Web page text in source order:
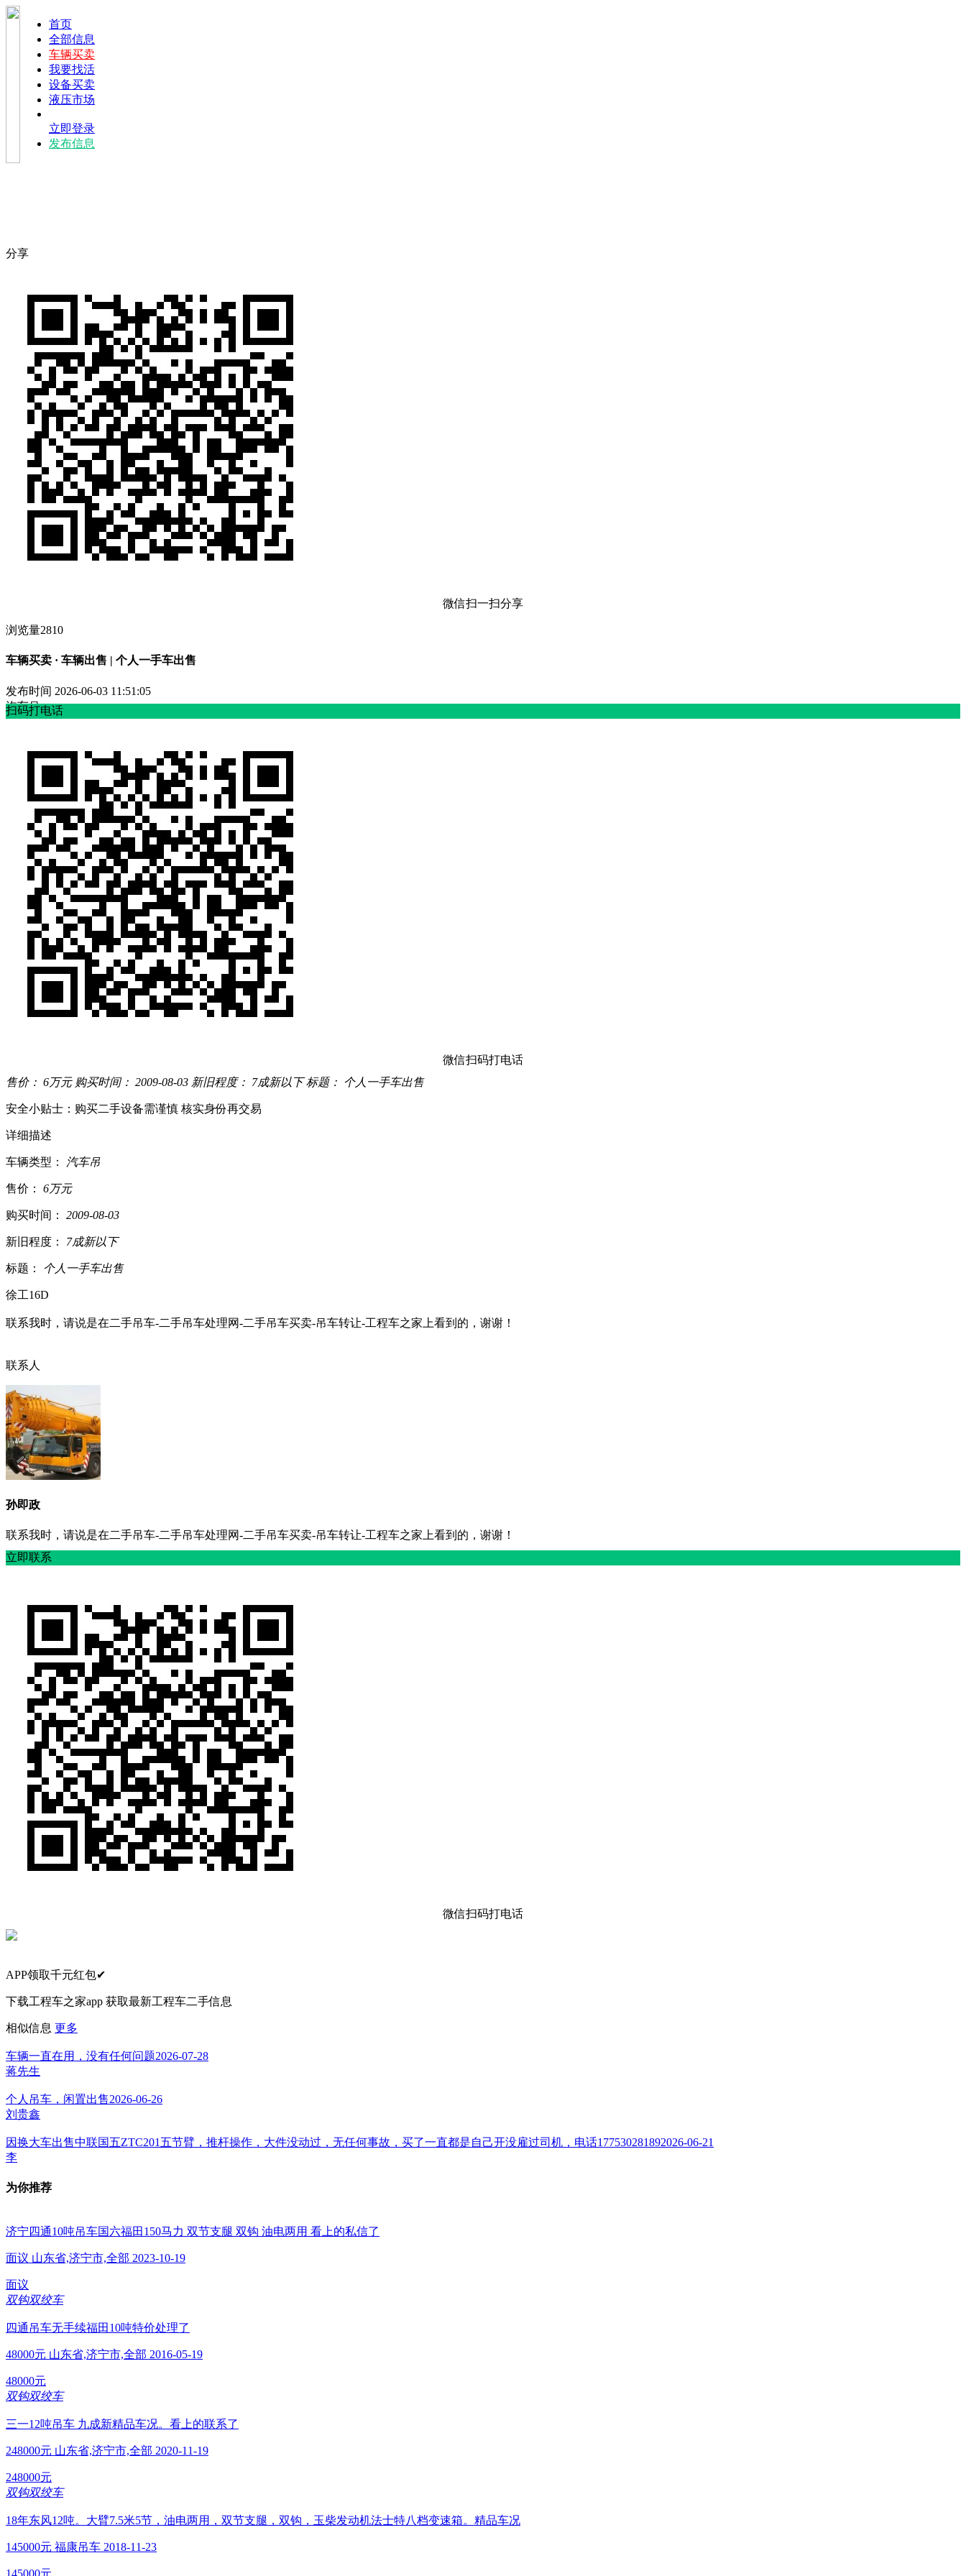
首页
全部信息
车辆买卖
我要找活
设备买卖
液压市场
立即登录
发布信息
分享
微信扫一扫分享
浏览量2810
车辆买卖 · 车辆出售 | 个人一手车出售
发布时间 2026-06-03 11:51:05
汽车吊
扫码打电话
微信扫码打电话
售价： 6万元 购买时间： 2009-08-03 新旧程度： 7成新以下 标题： 个人一手车出售
安全小贴士：购买二手设备需谨慎 核实身份再交易
详细描述
车辆类型： 汽车吊
售价： 6万元
购买时间： 2009-08-03
新旧程度： 7成新以下
标题： 个人一手车出售
徐工16D
联系我时，请说是在二手吊车-二手吊车处理网-二手吊车买卖-吊车转让-工程车之家上看到的，谢谢！
联系人
孙即政
联系我时，请说是在二手吊车-二手吊车处理网-二手吊车买卖-吊车转让-工程车之家上看到的，谢谢！
立即联系
微信扫码打电话
APP领取千元红包✔
下载工程车之家app 获取最新工程车二手信息
相似信息 更多
车辆一直在用，没有任何问题2026-07-28
蒋先生
个人吊车，闲置出售2026-06-26
刘贵鑫
因换大车出售中联国五ZTC201五节臂，推杆操作，大件没动过，无任何事故，买了一直都是自己开没雇过司机，电话177530281892026-06-21
李
为你推荐
济宁四通10吨吊车国六福田150马力 双节支腿 双钩 油电两用 看上的私信了
面议 山东省,济宁市,全部 2023-10-19
面议
双钩双绞车
四通吊车无手续福田10吨特价处理了
48000元 山东省,济宁市,全部 2016-05-19
48000元
双钩双绞车
三一12吨吊车 九成新精品车况。看上的联系了
248000元 山东省,济宁市,全部 2020-11-19
248000元
双钩双绞车
18年东风12吨。大臂7.5米5节，油电两用，双节支腿，双钩，玉柴发动机法士特八档变速箱。精品车况
145000元 福康吊车 2018-11-23
145000元